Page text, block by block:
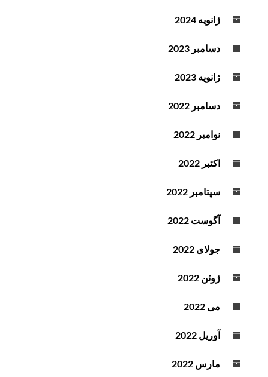
ژانویه 2024
دسامبر 2023
ژانویه 2023
دسامبر 2022
نوامبر 2022
اکتبر 2022
سپتامبر 2022
آگوست 2022
جولای 2022
ژوئن 2022
می 2022
آوریل 2022
مارس 2022